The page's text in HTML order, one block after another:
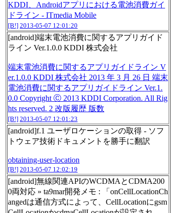
KDDI、Androidアプリにおける電池消費ガイ
ドライン - ITmedia Mobile
[B!] 2013-05-07 12:01:20
[android]端末電池消費に関するアプリガイド
ライン Ver.1.0.0 KDDI 株式会社
端末電池消費に関するアプリガイドライン V
er.1.0.0 KDDI 株式会社 2013 年 3 月 26 日 端末
電池消費に関するアプリガイドライン Ver.1.
0.0 Copyright Ⓒ 2013 KDDI Corporation. All Rig
hts reserved. 2 改版履歴 版数
[B!] 2013-05-07 12:01:23
[android]f.1 ユーザロケーションの取得 - ソフ
トウェア技術ドキュメントを勝手に翻訳
obtaining-user-location
[B!] 2013-05-07 12:02:19
[android]無線関連APIのWCDMAとCDMA200
0両対応 » ta9mar開発メモ : 「onCellLocationCh
angedは通信方式によって、CellLocationにgsm